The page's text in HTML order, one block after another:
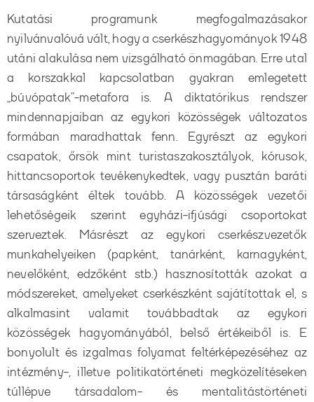
Kutatási programunk megfogalmazásakor
nyilvánvalóvá vált, hogy a cserkészhagyományok 1948
utáni alakulása nem vizsgálható önmagában. Erre utal
a korszakkal kapcsolatban gyakran emlegetett
„búvópatak”-metafora is. A diktatórikus rendszer
mindennapjaiban az egykori közösségek változatos
formában maradhattak fenn. Egyrészt az egykori
csapatok, őrsök mint turistaszakosztályok, kórusok,
hittancsoportok tevékenykedtek, vagy pusztán baráti
társaságként éltek tovább. A közösségek vezetői
lehetőségeik szerint egyházi-ifjúsági csoportokat
szerveztek. Másrészt az egykori cserkészvezetők
munkahelyeiken (papként, tanárként, karnagyként,
nevelőként, edzőként stb.) hasznosították azokat a
módszereket, amelyeket cserkészként sajátítottak el, s
alkalmasint valamit továbbadtak az egykori
közösségek hagyományából, belső értékeiből is. E
bonyolult és izgalmas folyamat feltérképezéséhez az
intézmény-, illetve politikatörténeti megközelítéseken
túllépve társadalom- és mentalitástörténeti